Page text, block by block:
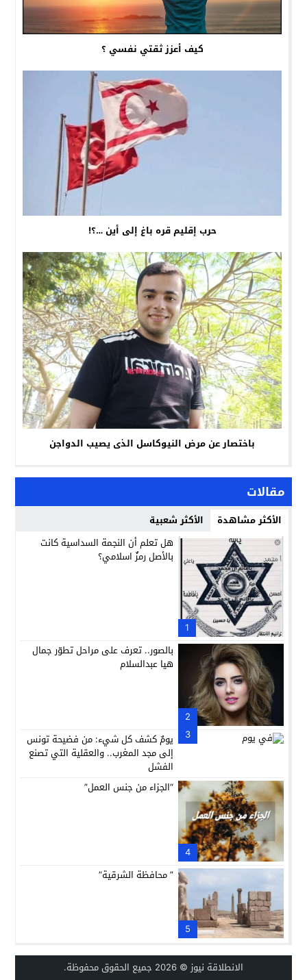
كيف أعزز ثقتي نفسي ؟
حرب إقليم قره باغ إلى أين …؟!
باختصار عن مرض النيوكاسل الذى يصيب الدواجن
مقالات
الأكثر مشاهدة الأكثر شعبية
1
هل تعلم أن النجمة السداسية كانت
بالأصل رمزٌ اسلامي؟
2
بالصور.. تعرف على مراحل تطوّر جمال
هيا عبدالسلام
3
يومٌ كشف كل شيء: من فضيحة تونس
إلى مجد المغرب.. والعقلية التي تصنع
الفشل
4
“الجزاء من جنس العمل”
5
” محافظة الشرقية”
الانطلاقة نيوز© 2026 جميع الحقوق محفوظة.